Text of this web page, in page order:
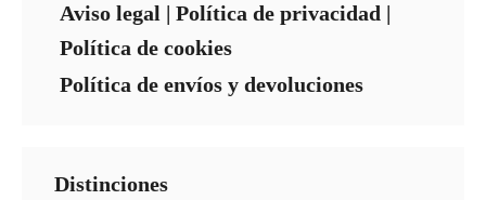
Aviso legal | Política de privacidad |
Política de cookies
Política de envíos y devoluciones
Distinciones